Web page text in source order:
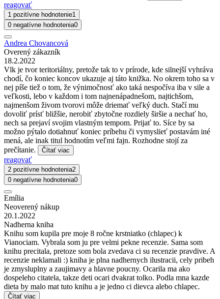
reagovať
1 pozitívne hodnotenie1
0 negatívne hodnotenia0
Andrea Chovancová
Overený zákazník
18.2.2022
Vlk je tvor teritoriálny, pretože tak to v prírode, kde silnejší vyhráva
chodí, čo koniec koncov ukazuje aj táto knižka. No okrem toho sa v
nej píše tiež o tom, že výnimočnosť ako taká nespočíva iba v sile a
veľkosti, lebo v každom i tom najnenápadnešom, najtichšom,
najmenšom živom tvorovi môže driemať veľký duch. Stačí mu
dovoliť prísť bližšie, nerobiť zbytočne rozdiely širšie a nechať ho,
nech sa prejaví svojim vlastným tempom. Prijať to. Síce by sa
možno pýtalo dotiahnuť koniec príbehu či vymyslieť postavám iné
mená, ale inak titul hodnotím veľmi fajn. Rozhodne stojí za
prečítanie.
Čítať viac
reagovať
2 pozitívne hodnotenia2
0 negatívne hodnotenia0
Emília
Neoverený nákup
20.1.2022
Nadherna kniha
Knihu som kupila pre moje 8 ročne krstniatko (chlapec) k
Vianociam. Vybrala som ju pre velmi pekne recenzie. Sama som
knihu precitala, pretoze som bola zvedava ci su recenzie pravdive. A
recenzie neklamali :) kniha je plna nadhernych ilustracii, cely pribeh
je zmysluplny a zaujimavy a hlavne poucny. Ocarila ma ako
dospeleho citatela, takze deti ocari dvakrat tolko. Podla mna kazde
dieta by malo mat tuto knihu a je jedno ci dievca alebo chlapec.
Čítať viac